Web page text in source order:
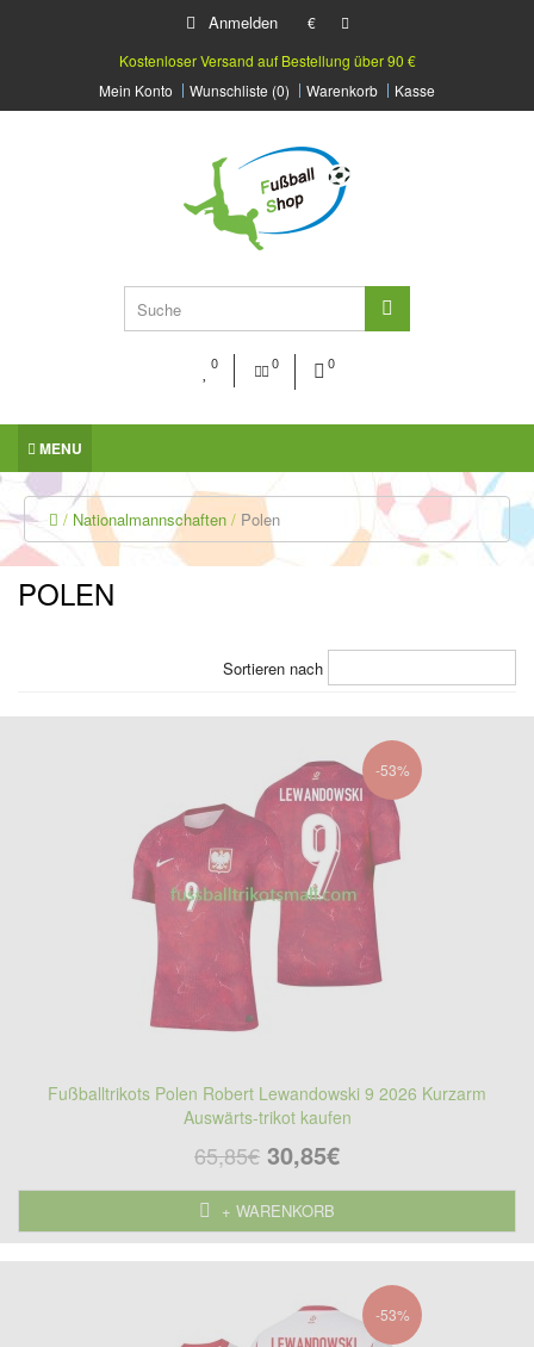
Anmelden
€
Kostenloser Versand auf Bestellung über 90 €
Mein Konto
Wunschliste (0) Warenkorb Kasse
0 0 0
MENU
Nationalmannschaften Polen
POLEN
Sortieren nach
-53%
Fußballtrikots Polen Robert Lewandowski 9 2026 Kurzarm
Auswärts-trikot kaufen
65,85€ 30,85€
+ WARENKORB
-53%